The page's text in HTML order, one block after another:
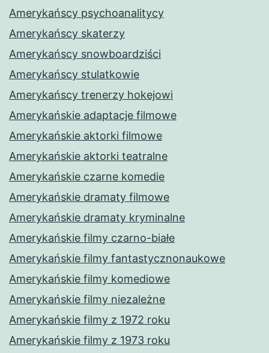
Amerykańscy psychoanalitycy
Amerykańscy skaterzy
Amerykańscy snowboardziści
Amerykańscy stulatkowie
Amerykańscy trenerzy hokejowi
Amerykańskie adaptacje filmowe
Amerykańskie aktorki filmowe
Amerykańskie aktorki teatralne
Amerykańskie czarne komedie
Amerykańskie dramaty filmowe
Amerykańskie dramaty kryminalne
Amerykańskie filmy czarno-białe
Amerykańskie filmy fantastycznonaukowe
Amerykańskie filmy komediowe
Amerykańskie filmy niezależne
Amerykańskie filmy z 1972 roku
Amerykańskie filmy z 1973 roku